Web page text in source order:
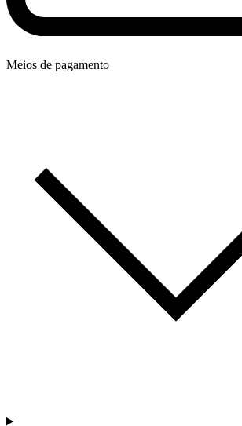
Meios de pagamento